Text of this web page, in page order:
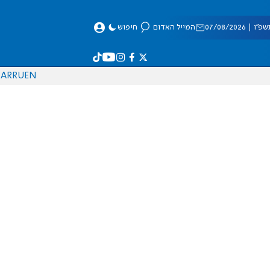
08/2026 המייל האדום חיפוש
EN
RU
AR